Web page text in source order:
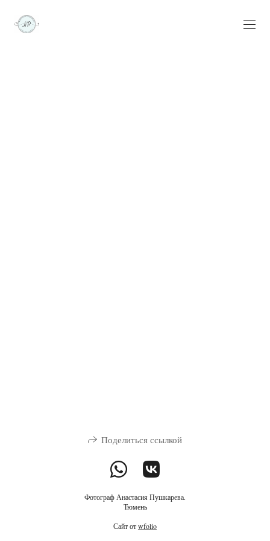
Поделиться ссылкой
Фотограф Анастасия Пушкарева.
Тюмень
Сайт отwfolio